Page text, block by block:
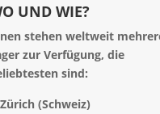
UND WIE?
stehen weltweit
zur Verfügung, die
sind:
Zürich (Schweiz)